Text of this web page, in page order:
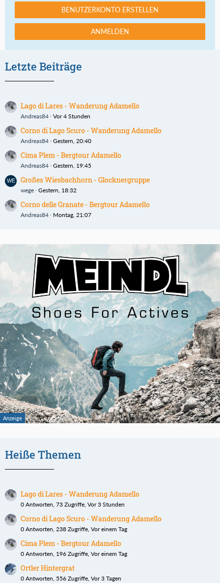
BENUTZERKONTO ERSTELLEN
ANMELDEN
Letzte Beiträge
Lago di Lares - Wanderung Adamello
Andreas84 Vor 4 Stunden
Corno di Lago Scuro - Wanderung Adamello
Andreas84 Gestern, 20:40
Cima Plem - Bergtour Adamello
Andreas84 Gestern, 19:45
Großes Wiesbachhorn - Glocknergruppe
wege Gestern, 18:32
Corno delle Granate - Bergtour Adamello
Andreas84 Montag, 21:07
Heiße Themen
Lago di Lares - Wanderung Adamello
0 Antworten, 73 Zugriffe, Vor 3 Stunden
Corno di Lago Scuro - Wanderung Adamello
0 Antworten, 238 Zugriffe, Vor einem Tag
Cima Plem - Bergtour Adamello
0 Antworten, 196 Zugriffe, Vor einem Tag
Ortler Hintergrat
0 Antworten, 556 Zugriffe, Vor 3 Tagen